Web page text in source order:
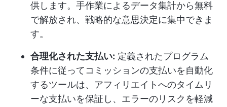
供します。手作業によるデータ集計から無料
で解放され、戦略的な意思決定に集中できま
す。
合理化された支払い: 定義されたプログラム
条件に従ってコミッションの支払いを自動化
するツールは、アフィリエイトへのタイムリ
ーな支払いを保証し、エラーのリスクを軽減